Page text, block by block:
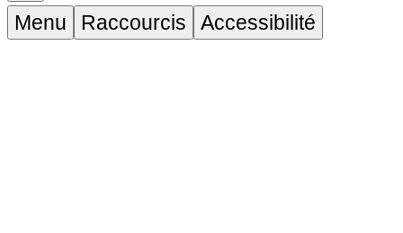
Menu
Raccourcis Accessibilité